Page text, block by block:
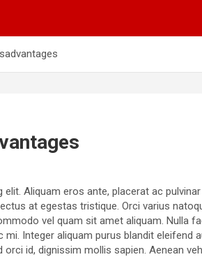
Aliquam eros ante, placerat ac
at egestas tristique. Orci varius
vel quam sit amet aliquam. Nulla
Integer aliquam purus blandit eleifend
id, dignissim mollis sapien. Aenean